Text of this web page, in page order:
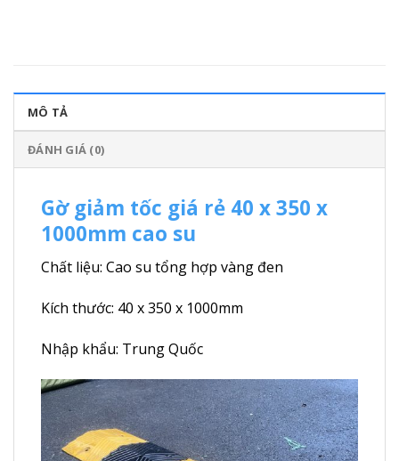
MÔ TẢ
ĐÁNH GIÁ (0)
Gờ giảm tốc giá rẻ 40 x 350 x
1000mm cao su
Chất liệu: Cao su tổng hợp vàng đen
Kích thước: 40 x 350 x 1000mm
Nhập khẩu: Trung Quốc